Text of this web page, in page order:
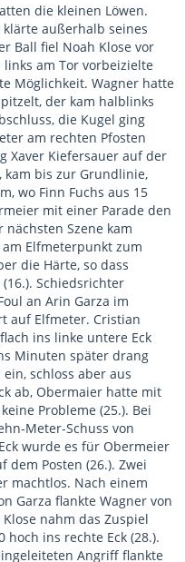
die kleinen Löwen.
außerhalb seines
Ball fiel Noah Klose vor
am Tor vorbeizielte
Möglichkeit. Wagner hatte
der kam halblinks
die Kugel ging
am rechten Pfosten
Xaver Kiefersauer auf der
kam bis zur Grundlinie,
wo Finn Fuchs aus 15
mit einer Parade den
Szene kam
Elfmeterpunkt zum
die Härte, so dass
Schiedsrichter
an Arin Garza im
auf Elfmeter. Cristian
ins linke untere Eck
Minuten später drang
schloss aber aus
ab, Obermaier hatte mit
Probleme (25.). Bei
Meter-Schuss von
wurde es für Obermeier
Posten (26.). Zwei
machtlos. Nach einem
Garza flankte Wagner von
nahm das Zuspiel
ins rechte Eck (28.).
Angriff flankte